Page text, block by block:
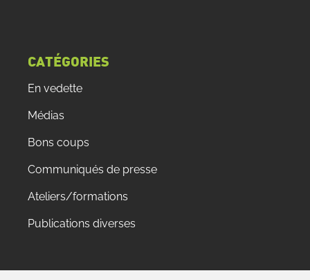
CATÉGORIES
En vedette
Médias
Bons coups
Communiqués de presse
Ateliers/formations
Publications diverses